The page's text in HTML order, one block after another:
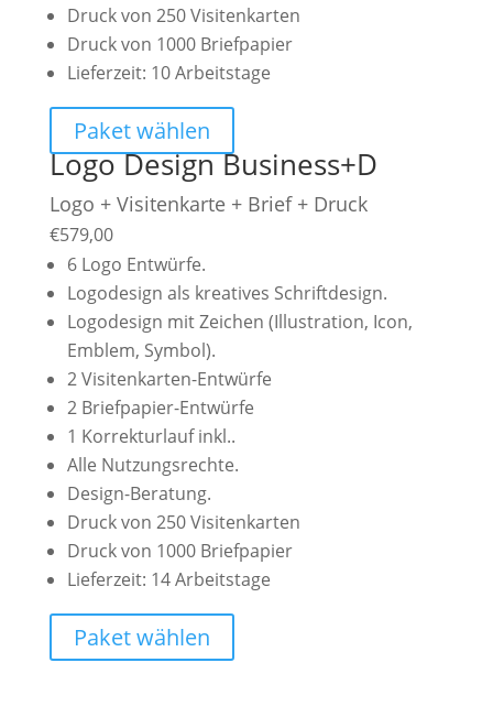
Druck von 250 Visitenkarten
Druck von 1000 Briefpapier
Lieferzeit: 10 Arbeitstage
Paket wählen
Logo Design Business+D
Logo + Visitenkarte + Brief + Druck
€579,00
6 Logo Entwürfe.
Logodesign als kreatives Schriftdesign.
Logodesign mit Zeichen (Illustration, Icon,
Emblem, Symbol).
2 Visitenkarten-Entwürfe
2 Briefpapier-Entwürfe
1 Korrekturlauf inkl..
Alle Nutzungsrechte.
Design-Beratung.
Druck von 250 Visitenkarten
Druck von 1000 Briefpapier
Lieferzeit: 14 Arbeitstage
Paket wählen